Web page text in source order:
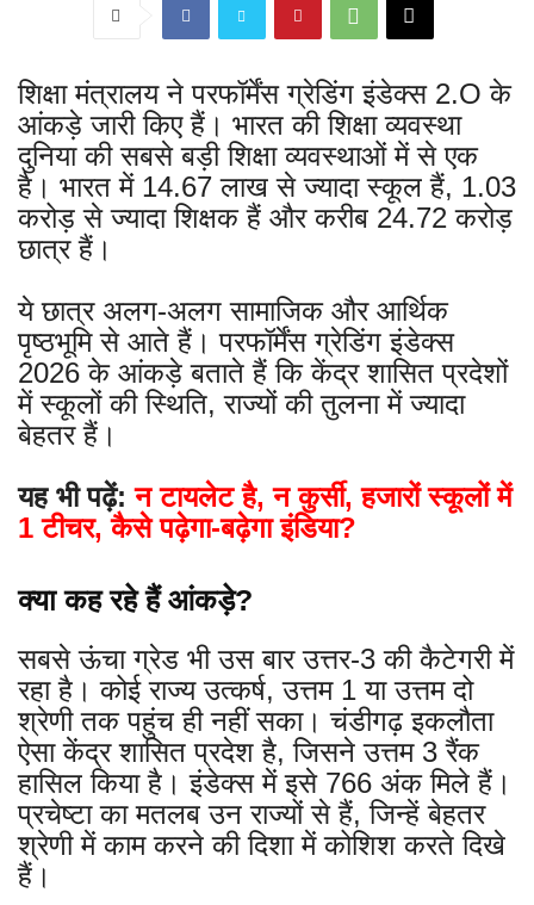
शिक्षा मंत्रालय ने परफॉर्मेंस ग्रेडिंग इंडेक्स 2.O के
आंकड़े जारी किए हैं। भारत की शिक्षा व्यवस्था
दुनिया की सबसे बड़ी शिक्षा व्यवस्थाओं में से एक
है। भारत में 14.67 लाख से ज्यादा स्कूल हैं, 1.03
करोड़ से ज्यादा शिक्षक हैं और करीब 24.72 करोड़
छात्र हैं।
ये छात्र अलग-अलग सामाजिक और आर्थिक
पृष्ठभूमि से आते हैं। परफॉर्मेंस ग्रेडिंग इंडेक्स
2026 के आंकड़े बताते हैं कि केंद्र शासित प्रदेशों
में स्कूलों की स्थिति, राज्यों की तुलना में ज्यादा
बेहतर हैं।
यह भी पढ़ें:न टायलेट है, न कुर्सी, हजारों स्कूलों में
1 टीचर, कैसे पढ़ेगा-बढ़ेगा इंडिया?
क्या कह रहे हैं आंकड़े?
सबसे ऊंचा ग्रेड भी उस बार उत्तर-3 की कैटेगरी में
रहा है। कोई राज्य उत्कर्ष, उत्तम 1 या उत्तम दो
श्रेणी तक पहुंच ही नहीं सका। चंडीगढ़ इकलौता
ऐसा केंद्र शासित प्रदेश है, जिसने उत्तम 3 रैंक
हासिल किया है। इंडेक्स में इसे 766 अंक मिले हैं।
प्रचेष्टा का मतलब उन राज्यों से हैं, जिन्हें बेहतर
श्रेणी में काम करने की दिशा में कोशिश करते दिखे
हैं।